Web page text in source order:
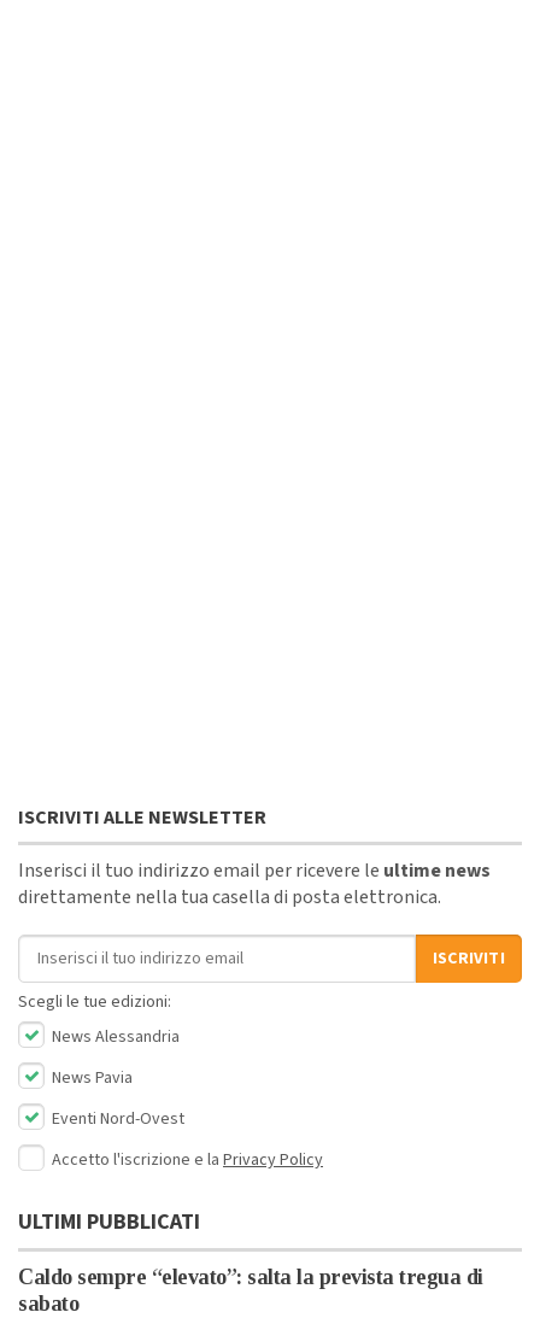
ISCRIVITI ALLE NEWSLETTER
Inserisci il tuo indirizzo email per ricevere le ultime news
direttamente nella tua casella di posta elettronica.
Indirizzo email
ISCRIVITI
Scegli le tue edizioni:
News Alessandria
News Pavia
Eventi Nord-Ovest
Accetto l'iscrizione e la Privacy Policy
ULTIMI PUBBLICATI
Caldo sempre “elevato”: salta la prevista tregua di
sabato